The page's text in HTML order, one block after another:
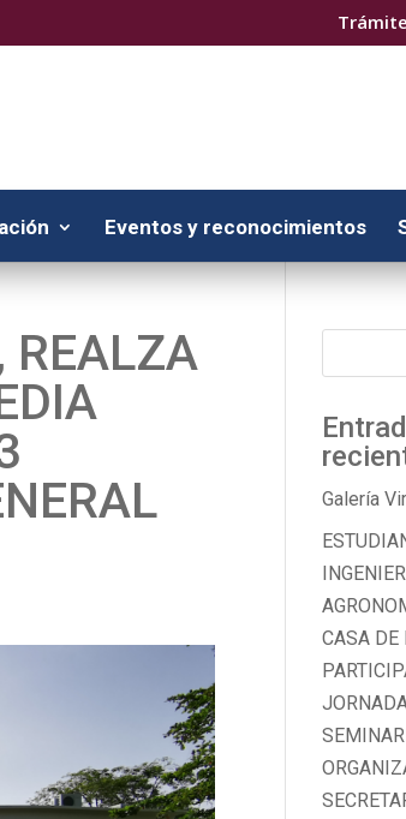
Eventos y reconocimientos
REALZA
Galería
CASA DE